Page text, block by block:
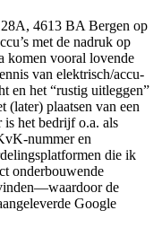
4613 BA Bergen op
met de nadruk op
komen vooral lovende
van elektrisch/accu-
en het “rustig uitleggen”
(later) plaatsen van een
het bedrijf o.a. als
nummer en
die ik
onderbouwende
de
Google